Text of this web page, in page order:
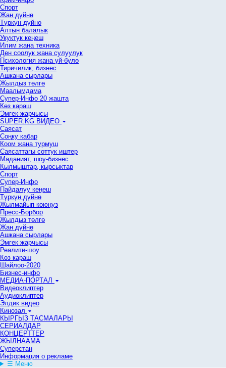
Спорт
Жан дүйнө
Түркүн дүйнө
Алтын балалык
Укуктук кеӊеш
Илим жана техника
Ден соолук жана сулуулук
Психология жана үй-бүлө
Тиричилик, бизнес
Ашкана сырлары
Жылдыз төлгө
Маалымдама
Супер-Инфо 20 жашта
Көз караш
Эмгек жарчысы
SUPER.KG ВИДЕО
Саясат
Cоңку кабар
Коом жана турмуш
Саясаттагы соттук иштер
Маданият, шоу-бизнес
Кылмыштар, кырсыктар
Спорт
Супер-Инфо
Пайдалуу кеңеш
Түркүн дүйнө
Жылмайып коюңуз
Пресс-Борбор
Жылдыз төлгө
Жан дүйнө
Ашкана сырлары
Эмгек жарчысы
Реалити-шоу
Көз караш
Шайлоо-2020
Бизнес-инфо
МЕДИА-ПОРТАЛ
Видеоклиптер
Аудиоклиптер
Элдик видео
Кинозал
КЫРГЫЗ ТАСМАЛАРЫ
СЕРИАЛДАР
КОНЦЕРТТЕР
ЖЫЛНААМА
Суперстан
Информация о рекламе
☰ Меню